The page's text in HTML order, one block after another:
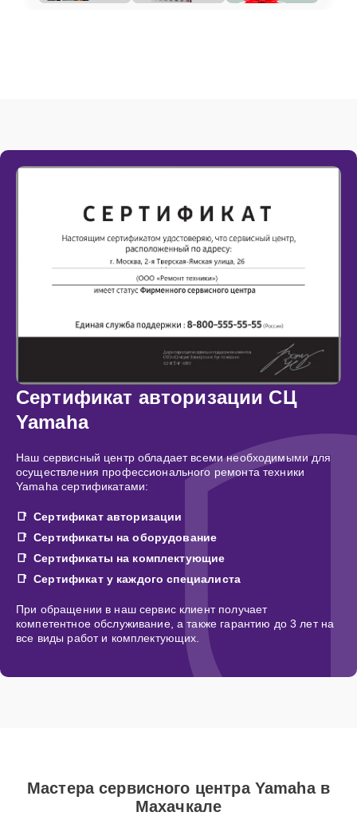
Сертификат авторизации СЦ
Yamaha
Наш сервисный центр обладает всеми необходимыми для
осуществления профессионального ремонта техники
Yamaha сертификатами:
Сертификат авторизации
Сертификаты на оборудование
Сертификаты на комплектующие
Сертификат у каждого специалиста
При обращении в наш сервис клиент получает
компетентное обслуживание, а также гарантию до 3 лет на
все виды работ и комплектующих.
Мастера сервисного центра Yamaha в
Махачкале